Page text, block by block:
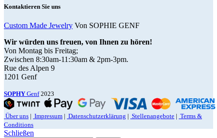
Kontaktieren Sie uns
Custom Made Jewelry Von SOPHIE GENF
Wir würden uns freuen, von Ihnen zu hören!
Von Montag bis Freitag;
Zwischen 8:30am-11:30am & 2pm-3pm.
Rue des Alpen 9
1201 Genf
SOPHY Genf 2023
Über uns | Impressum | Datenschutzerklärung | Stellenangebote | Terms &
Conditions
Schließen